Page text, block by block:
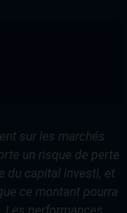
sur les marchés
un risque de perte
du capital investi, et
ce montant pourra
Les performances